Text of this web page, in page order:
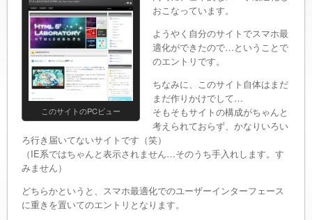
このサイトのPCビュー
おこなっています。
ようやく自分のサイトでスマホ最
適化ができたので…ということで
のエントリです。
ちなみに、このサイト自体はまだ
まだ作りかけでして…
そもそもサイトの構成がちゃんと
考えられておらず、かなりいろい
ろ行き届いてないサイトです（笑）
（IE系ではちゃんと表示されません…そのうち手入れします。す
みません）
どちらかというと、スマホ最適化でのユーザーインターフェース
に重きを置いてのエントリとなります。